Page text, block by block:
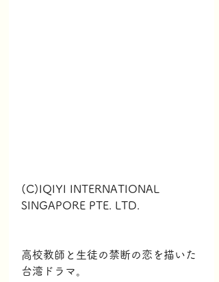
(C)IQIYI INTERNATIONAL
SINGAPORE PTE. LTD.
高校教師と生徒の禁断の恋を描いた
台湾ドラマ。